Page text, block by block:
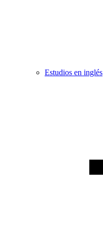
Estudios en inglés